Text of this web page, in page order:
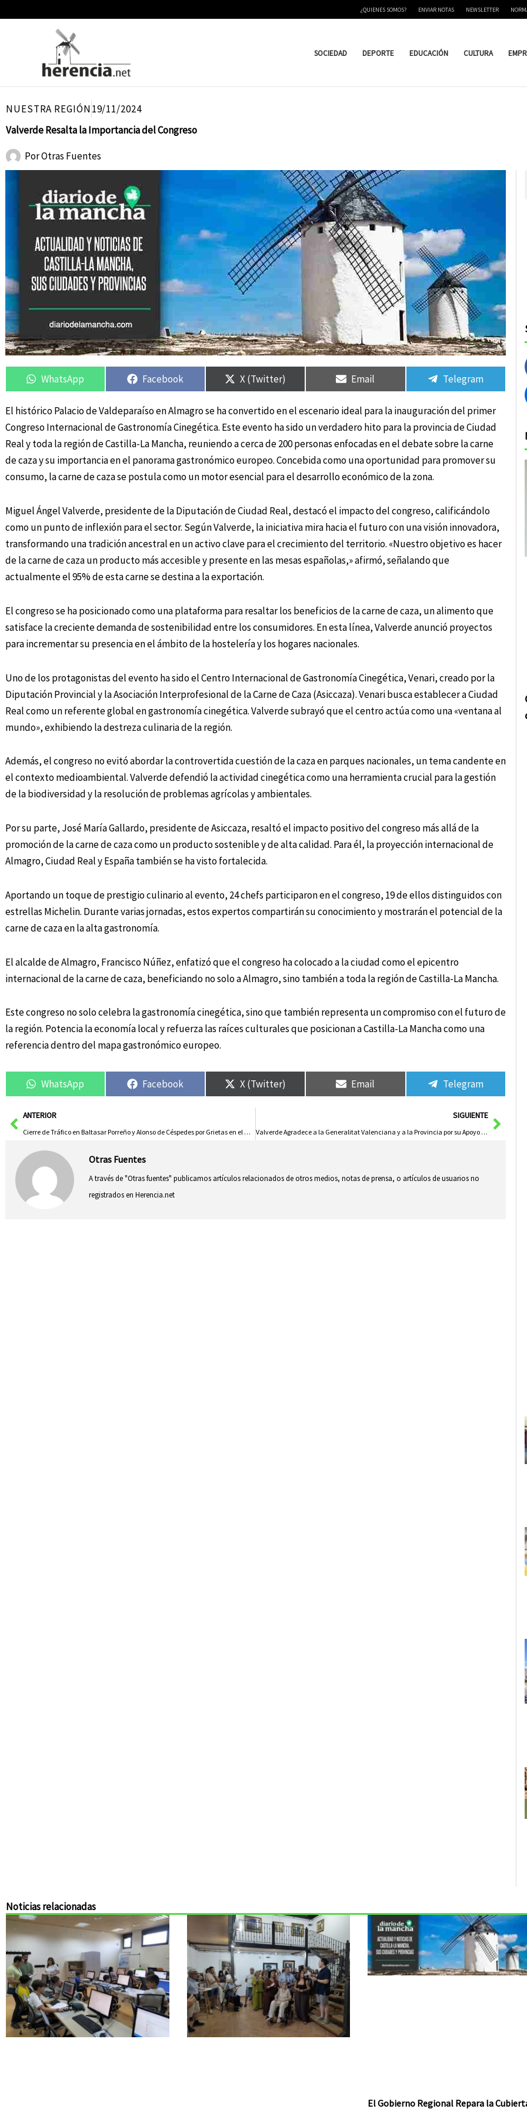
¿QUIENES SOMOS? ENVIAR NOTAS NEWSLETTER
SOCIEDAD DEPORTE EDUCACIÓN CULTURA
NUESTRA REGIÓN19/11/2024
Valverde Resalta la Importancia del Congreso
PorOtras Fuentes
Compartir
en
WhatsApp
Compartir
en
Facebook
Compartir
en
X (Twitter)
Compartir
en
Email
Compartir
en
Telegram
El histórico Palacio de Valdeparaíso en Almagro se ha convertido en el escenario ideal para la inauguración del primer
Congreso Internacional de Gastronomía Cinegética. Este evento ha sido un verdadero hito para la provincia de Ciudad
Real y toda la región de Castilla-La Mancha, reuniendo a cerca de 200 personas enfocadas en el debate sobre la carne
de caza y su importancia en el panorama gastronómico europeo. Concebida como una oportunidad para promover su
consumo, la carne de caza se postula como un motor esencial para el desarrollo económico de la zona.
Miguel Ángel Valverde, presidente de la Diputación de Ciudad Real, destacó el impacto del congreso, calificándolo
como un punto de inflexión para el sector. Según Valverde, la iniciativa mira hacia el futuro con una visión innovadora,
transformando una tradición ancestral en un activo clave para el crecimiento del territorio. «Nuestro objetivo es hacer
de la carne de caza un producto más accesible y presente en las mesas españolas,» afirmó, señalando que
actualmente el 95% de esta carne se destina a la exportación.
El congreso se ha posicionado como una plataforma para resaltar los beneficios de la carne de caza, un alimento que
satisface la creciente demanda de sostenibilidad entre los consumidores. En esta línea, Valverde anunció proyectos
para incrementar su presencia en el ámbito de la hostelería y los hogares nacionales.
Uno de los protagonistas del evento ha sido el Centro Internacional de Gastronomía Cinegética, Venari, creado por la
Diputación Provincial y la Asociación Interprofesional de la Carne de Caza (Asiccaza). Venari busca establecer a Ciudad
Real como un referente global en gastronomía cinegética. Valverde subrayó que el centro actúa como una «ventana al
mundo», exhibiendo la destreza culinaria de la región.
Además, el congreso no evitó abordar la controvertida cuestión de la caza en parques nacionales, un tema candente en
el contexto medioambiental. Valverde defendió la actividad cinegética como una herramienta crucial para la gestión
de la biodiversidad y la resolución de problemas agrícolas y ambientales.
Por su parte, José María Gallardo, presidente de Asiccaza, resaltó el impacto positivo del congreso más allá de la
promoción de la carne de caza como un producto sostenible y de alta calidad. Para él, la proyección internacional de
Almagro, Ciudad Real y España también se ha visto fortalecida.
Aportando un toque de prestigio culinario al evento, 24 chefs participaron en el congreso, 19 de ellos distinguidos con
estrellas Michelin. Durante varias jornadas, estos expertos compartirán su conocimiento y mostrarán el potencial de la
carne de caza en la alta gastronomía.
El alcalde de Almagro, Francisco Núñez, enfatizó que el congreso ha colocado a la ciudad como el epicentro
internacional de la carne de caza, beneficiando no solo a Almagro, sino también a toda la región de Castilla-La Mancha.
Este congreso no solo celebra la gastronomía cinegética, sino que también representa un compromiso con el futuro de
la región. Potencia la economía local y refuerza las raíces culturales que posicionan a Castilla-La Mancha como una
referencia dentro del mapa gastronómico europeo.
Compartir
en
WhatsApp
Compartir
en
Facebook
Compartir
en
X (Twitter)
Compartir
en
Email
Compartir
en
Telegram
AntANTERIOR
Cierre de Tráfico en Baltasar Porreño y Alonso de Céspedes por Grietas en el Muro
SIGUIENTE
Valverde Agradece a la Generalitat Valenciana y a la Provincia por su Apoyo a Damnificados de la DANA
Otras Fuentes
A través de "Otras fuentes" publicamos artículos relacionados de otros medios, notas de prensa, o artículos de usuarios no
registrados en Herencia.net
Noticias relacionadas
El Gobierno Regional Repara la